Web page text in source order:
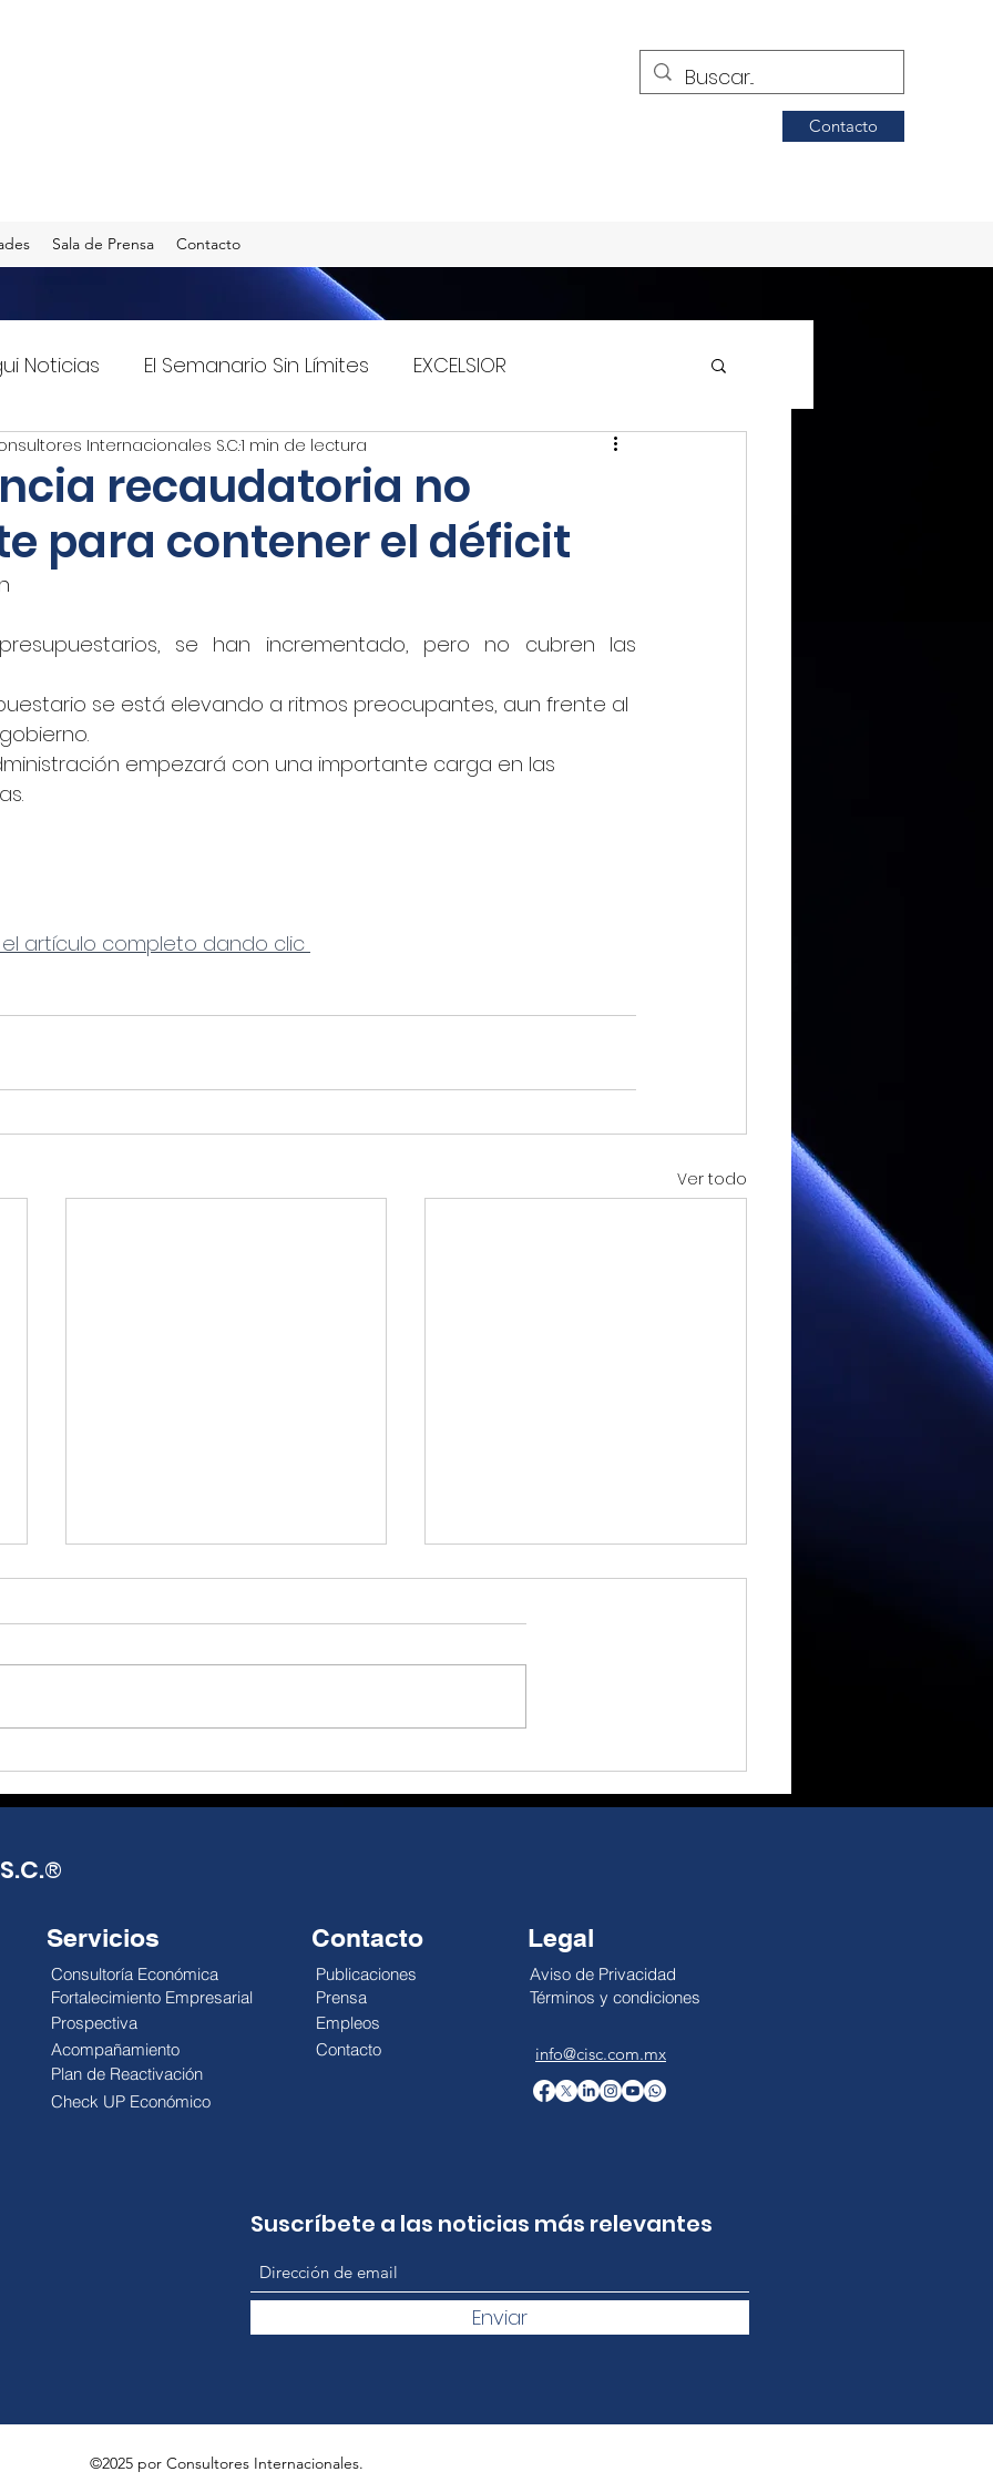
Contacto
Sala de Prensa Contacto
Noticias El Semanario Sin Límites EXCELSIOR
Imagen Radio 90.5 F.M. INFO TRANSPORTES Siglo de Torreón
- Audio CNN Español Nino Canún
La Jornada CANACAR DINERO EN IMAGEN IMMX DIARIO
Shafaqna El Sol de Puebla EL FINANCIERO
CDMX
recaudatoria no
para contener el déficit
Internacionales S.C.1 min de lectura
se han incrementado, pero no cubren las
se está elevando a ritmos preocupantes, aun frente al
empezará con una importante carga en las
artículo completo dando clic
Ver todo
El T-MEC, más que un
Julio Alejandro Millán El T-MEC
década de incertidumbre
negociada, no de certeza
De la euforia a la
Julio Alejandro Millán El
económico es reducido. El
escape es temporal, pero la
®
Servicios
Consultoría Económica
Fortalecimiento Empresarial
Prospectiva
Acompañamiento
Plan de Reactivación
Contacto
Publicaciones
Prensa
Legal
Aviso de Privacidad
Términos y condiciones
Empleos
Contacto
Check UP Económico
info@cisc.com.mx
Suscríbete a las noticias más relevantes
Enviar
©2025 por Consultores Internacionales.